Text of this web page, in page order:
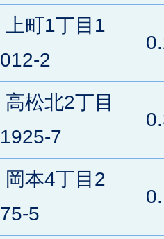
上町1丁目1
012-2
高松北2丁目
1925-7
岡本4丁目2
75-5